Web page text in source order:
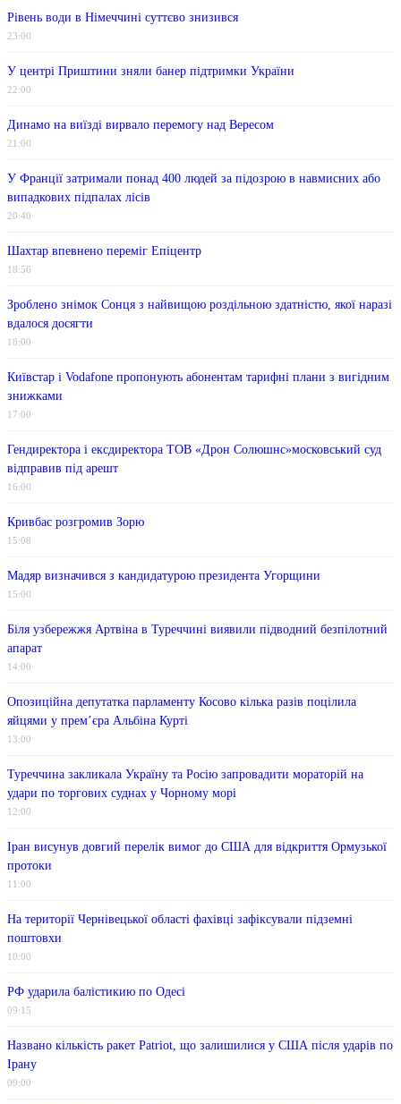
Рівень води в Німеччині суттєво знизився
23:00
У центрі Приштини зняли банер підтримки України
22:00
Динамо на виїзді вирвало перемогу над Вересом
21:00
У Франції затримали понад 400 людей за підозрою в навмисних або
випадкових підпалах лісів
20:40
Шахтар впевнено переміг Епіцентр
18:56
Зроблено знімок Сонця з найвищою роздільною здатністю, якої наразі
вдалося досягти
18:00
Київстар і Vodafone пропонують абонентам тарифні плани з вигідним
знижками
17:00
Гендиректора і ексдиректора ТОВ «Дрон Солюшнс»московський суд
відправив під арешт
16:00
Кривбас розгромив Зорю
15:08
Мадяр визначився з кандидатурою президента Угорщини
15:00
Біля узбережжя Артвіна в Туреччині виявили підводний безпілотний
апарат
14:00
Опозиційна депутатка парламенту Косово кілька разів поцілила
яйцями у прем’єра Альбіна Курті
13:00
Туреччина закликала Україну та Росію запровадити мораторій на
удари по торгових суднах у Чорному морі
12:00
Іран висунув довгий перелік вимог до США для відкриття Ормузької
протоки
11:00
На території Чернівецької області фахівці зафіксували підземні
поштовхи
10:00
РФ ударила балістикию по Одесі
09:15
Названо кількість ракет Patriot, що залишилися у США після ударів по
Ірану
09:00